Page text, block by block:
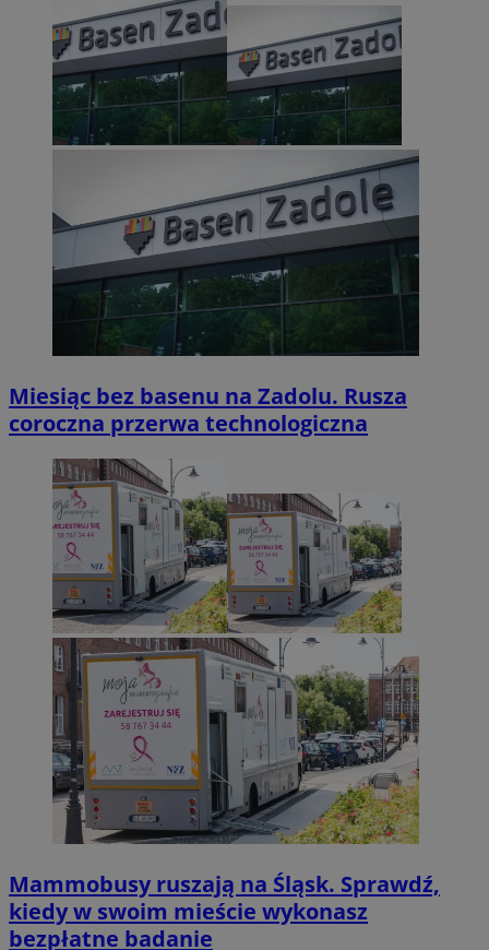
Miesiąc bez basenu na Zadolu. Rusza
coroczna przerwa technologiczna
Mammobusy ruszają na Śląsk. Sprawdź,
kiedy w swoim mieście wykonasz
bezpłatne badanie